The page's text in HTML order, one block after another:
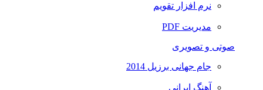
نرم افزار تقویم
مدیریت PDF
صوتی و تصویری
جام جهانی برزیل 2014
آهنگ ایرانی